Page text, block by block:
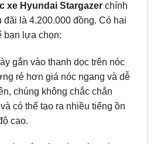
xe Hyundai Stargazerchính
đãi là 4.200.000 đồng. Có hai
bạn lựa chọn:
gắn vào thanh dọc trên nóc
rẻ hơn giá nóc ngang và dễ
chúng không chắc chắn
có thể tạo ra nhiều tiếng ồn
cao.